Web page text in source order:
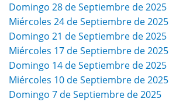
Domingo 28 de Septiembre de 2025
Miércoles 24 de Septiembre de 2025
Domingo 21 de Septiembre de 2025
Miércoles 17 de Septiembre de 2025
Domingo 14 de Septiembre de 2025
Miércoles 10 de Septiembre de 2025
Domingo 7 de Septiembre de 2025